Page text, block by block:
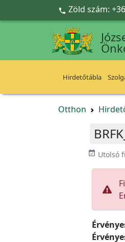
Ugrás a fő tartalomra
 Zöld szám:
Hirdetőtábla
Otthon
event_available Utolsó